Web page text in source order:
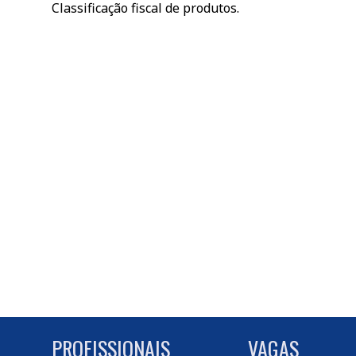
Classificação fiscal de produtos.
PROFISSIONAIS VAGAS